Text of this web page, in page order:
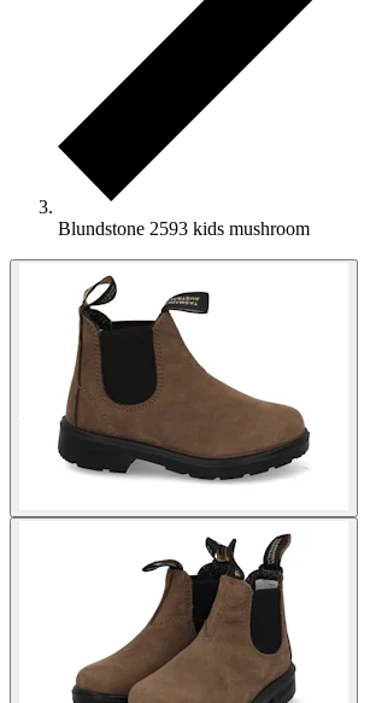
Blundstone 2593 kids mushroom